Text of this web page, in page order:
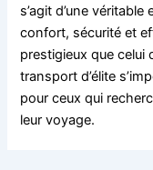
s’agit d’une
confort, sécurité et
prestigieux que celui
transport d’élite
pour ceux qui
leur voyage.